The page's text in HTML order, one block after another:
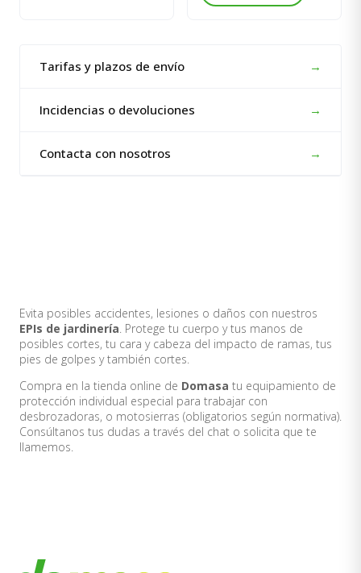
Tarifas y plazos de envío →
Incidencias o devoluciones →
Contacta con nosotros →
Evita posibles accidentes, lesiones o daños con nuestros
EPIs de jardinería. Protege tu cuerpo y tus manos de
posibles cortes, tu cara y cabeza del impacto de ramas, tus
pies de golpes y también cortes.
Compra en la tienda online de Domasa tu equipamiento de
protección individual especial para trabajar con
desbrozadoras, o motosierras (obligatorios según normativa).
Consúltanos tus dudas a través del chat o solicita que te
llamemos.